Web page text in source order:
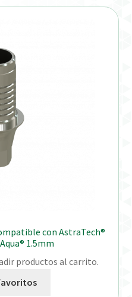
con AstraTech®
1.5mm
productos al carrito.